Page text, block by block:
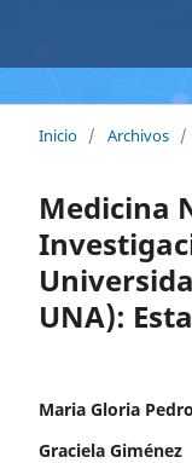
Inicio / Archivos /
Medicina
UNA):
Maria Gloria
Graciela Giménez